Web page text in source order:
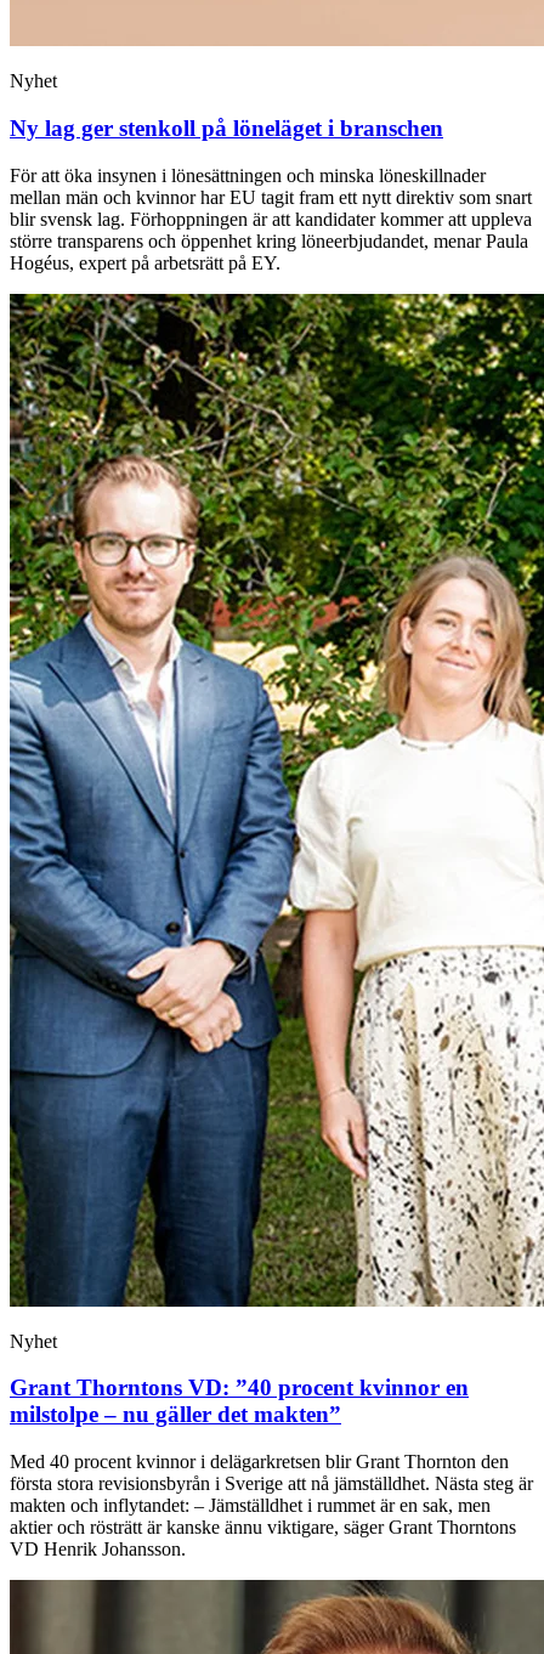
Nyhet
Ny lag ger stenkoll på löneläget i branschen
För att öka insynen i lönesättningen och minska löneskillnader
mellan män och kvinnor har EU tagit fram ett nytt direktiv som snart
blir svensk lag. Förhoppningen är att kandidater kommer att uppleva
större transparens och öppenhet kring löneerbjudandet, menar Paula
Hogéus, expert på arbetsrätt på EY.
Nyhet
Grant Thorntons VD: ”40 procent kvinnor en
milstolpe – nu gäller det makten”
Med 40 procent kvinnor i delägarkretsen blir Grant Thornton den
första stora revisionsbyrån i Sverige att nå jämställdhet. Nästa steg är
makten och inflytandet: – Jämställdhet i rummet är en sak, men
aktier och rösträtt är kanske ännu viktigare, säger Grant Thorntons
VD Henrik Johansson.